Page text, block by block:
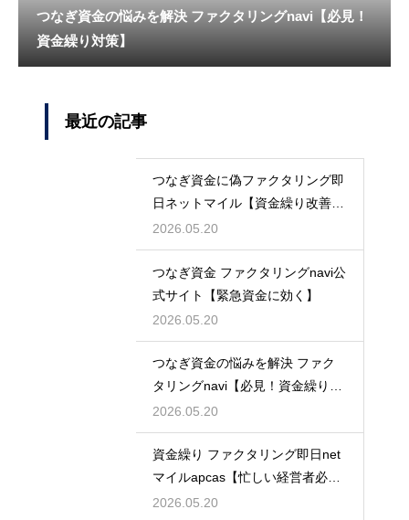
つなぎ資金の悩みを解決 ファクタリングnavi【必見！
資金繰り対策】
最近の記事
つなぎ資金に偽ファクタリング即
日ネットマイル【資金繰り改善に
最適】
2026.05.20
つなぎ資金 ファクタリングnavi公
式サイト【緊急資金に効く】
2026.05.20
つなぎ資金の悩みを解決 ファク
タリングnavi【必見！資金繰り対
策】
2026.05.20
資金繰り ファクタリング即日net
マイルapcas【忙しい経営者必
見】
2026.05.20